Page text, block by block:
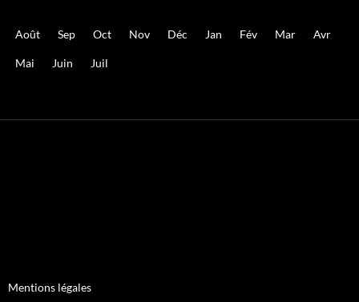
Août Sep Oct Nov Déc Jan Fév Mar Avr
Mai Juin Juil
Mentions légales